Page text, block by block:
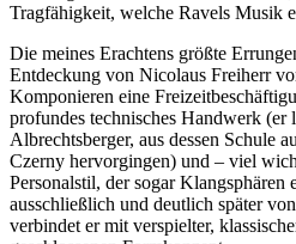
Tragfähigkeit, welche Ravels Musik
Die meines Erachtens größte
Entdeckung von Nicolaus Freiherr
Komponieren eine
profundes technisches Handwerk (er
Albrechtsberger, aus dessen Schule
Czerny hervorgingen) und – viel
Personalstil, der sogar Klangsphären
ausschließlich und deutlich später
verbindet er mit verspielter,